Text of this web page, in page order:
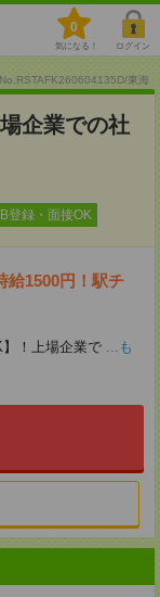
0
気になる！ ログイン
No.RSTAFK260604135D/東海
企業での社
登録・面接OK
給1500円！駅チ
】！上場企業で ...も